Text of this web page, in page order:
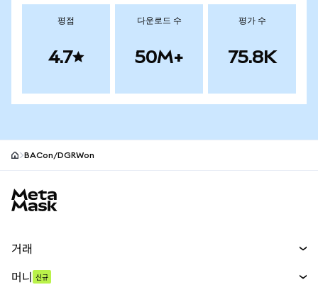
평점
4.7
다운로드 수
50M+
평가 수
75.8K
BACon/DGRWon
거래
머니 신규